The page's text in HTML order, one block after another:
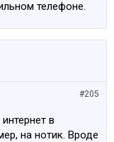
телефоне.
#205
в
на нотик. Вроде